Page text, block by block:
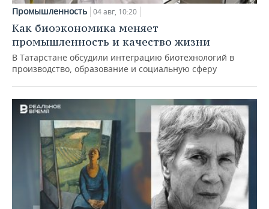
Промышленность 04 авг, 10:20
Как биоэкономика меняет
промышленность и качество жизни
В Татарстане обсудили интеграцию биотехнологий в
производство, образование и социальную сферу